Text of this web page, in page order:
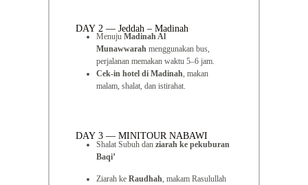
DAY 2 — Jeddah – Madinah
MenujuMadinah Al
Munawwarah menggunakan bus,
perjalanan memakan waktu 5–6 jam.
Cek-in hotel di Madinah, makan
malam, shalat, dan istirahat.
DAY 3 — MINITOUR NABAWI
Shalat Subuh danziarah ke pekuburan
Baqi’
Ziarah keRaudhah , makam Rasulullah